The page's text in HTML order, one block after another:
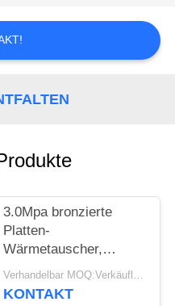
3.0Mpa bronzierte
Platten-
Wärmetauscher,
Platten-Rahmen-
Wärmetauscher-
Verhandelbar MOQ:Verkäuflich
KONTAKT